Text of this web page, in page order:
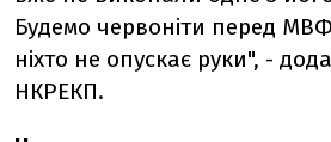
Будемо червоніти перед
ніхто не опускає руки", -
НКРЕКП.